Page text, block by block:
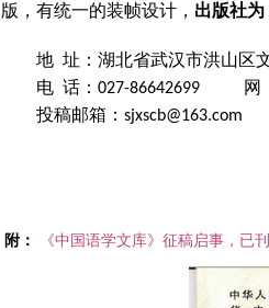
版，有统一的装帧设计， 出版社
地 址：湖北省武汉市洪山区
电 话： 027-86642699 网
投稿邮箱： sjxscb@163.com
附： 《中国语学文库》征稿启事，已